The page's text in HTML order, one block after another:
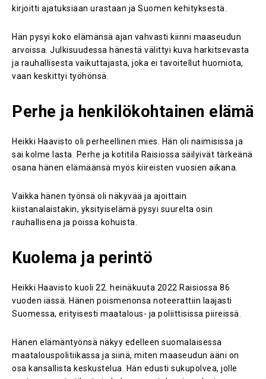
kirjoitti ajatuksiaan urastaan ja Suomen kehityksestä.
Hän pysyi koko elämänsä ajan vahvasti kiinni maaseudun
arvoissa. Julkisuudessa hänestä välittyi kuva harkitsevasta
ja rauhallisesta vaikuttajasta, joka ei tavoitellut huomiota,
vaan keskittyi työhönsä.
Perhe ja henkilökohtainen elämä
Heikki Haavisto oli perheellinen mies. Hän oli naimisissa ja
sai kolme lasta. Perhe ja kotitila Raisiossa säilyivät tärkeänä
osana hänen elämäänsä myös kiireisten vuosien aikana.
Vaikka hänen työnsä oli näkyvää ja ajoittain
kiistanalaistakin, yksityiselämä pysyi suurelta osin
rauhallisena ja poissa kohuista.
Kuolema ja perintö
Heikki Haavisto kuoli 22. heinäkuuta 2022 Raisiossa 86
vuoden iässä. Hänen poismenonsa noteerattiin laajasti
Suomessa, erityisesti maatalous- ja poliittisissa piireissä.
Hänen elämäntyönsä näkyy edelleen suomalaisessa
maatalouspolitiikassa ja siinä, miten maaseudun ääni on
osa kansallista keskustelua. Hän edusti sukupolvea, jolle